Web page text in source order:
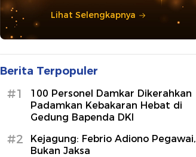
Lihat Selengkapnya
Berita Terpopuler
#1
100 Personel Damkar Dikerahkan
Padamkan Kebakaran Hebat di
Gedung Bapenda DKI
#2
Kejagung: Febrio Adiono Pegawai,
Bukan Jaksa